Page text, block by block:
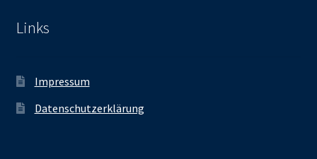
Links
Impressum
Datenschutzerklärung